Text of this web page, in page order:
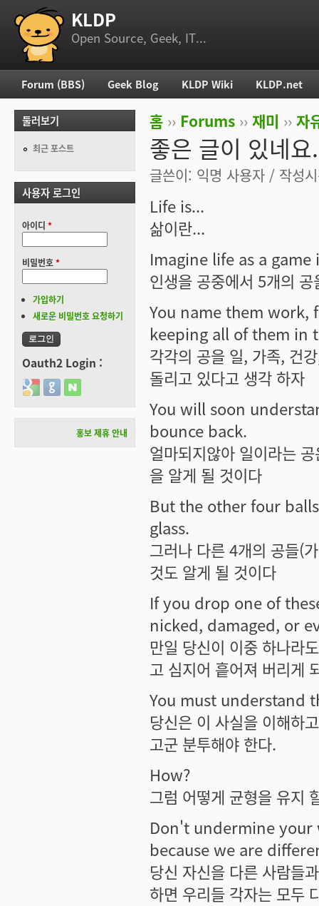
부 메뉴 KLDP
Open Source, Geek, IT...
현재 위치
홈 ›› Forums ›› 재미 ›› 자
좋은 글이 있네
글쓴이: 익명 사용자 / 작성
Life is...
삶이란...
Imagine life as a
인생을 공중에서 5개의
You name them
keeping all of them in
각각의 공을 일, 가족, 건
돌리고 있다고 생각 하자
You will soon
bounce back.
얼마되지않아 일이라는
을 알게 될 것이다
But the other four
glass.
그러나 다른 4개의 공들(
것도 알게 될 것이다
If you drop one of
nicked, damaged, or
만일 당신이 이중 하나라
고 심지어 흩어져 버리게
You must understand
당신은 이 사실을 이해하
고군 분투해야 한다.
How?
그럼 어떻게 균형을 유지
Don't undermine
because we are
당신 자신을 다른 사람들
하면 우리들 각자는 모두
주 메뉴
Forum (BBS) Geek Blog KLDP Wiki KLDP.net
둘러보기
최근 포스트
사용자 로그인
아이디 *
비밀번호*
가입하기
새로운 비밀번호 요청하기
Oauth2 Login :
Login with Google
Login with GitHub
Login with Naver
홍보 제휴 안내